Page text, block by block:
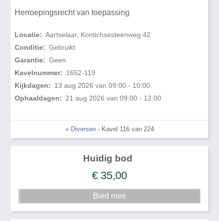
Herroepingsrecht van toepassing
Locatie: Aartselaar, Kontichsesteenweg 42
Conditie: Gebruikt
Garantie: Geen
Kavelnummer: 1652-119
Kijkdagen: 13 aug 2026 van 09:00 - 10:00
Ophaaldagen: 21 aug 2026 van 09:00 - 12:00
« Diversen- Kavel 116 van 224
Huidig bod
€ 35,00